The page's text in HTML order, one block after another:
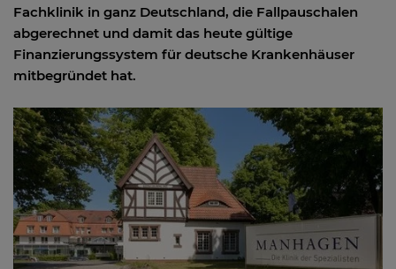
Fachklinik in ganz Deutschland, die Fallpauschalen
abgerechnet und damit das heute gültige
Finanzierungssystem für deutsche Krankenhäuser
mitbegründet hat.